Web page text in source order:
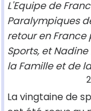
L'Equipe de
Paralympiques
retour en France
Sports, et
la Famille et de
La vingtaine de